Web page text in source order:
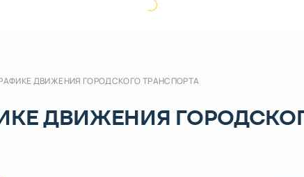
ДВИЖЕНИЯ ГОРОДСКОГО ТРАНСПОРТА
ДВИЖЕНИЯ